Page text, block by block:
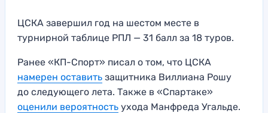
ЦСКА завершил год на шестом месте в
турнирной таблице РПЛ — 31 балл за 18 туров.
Ранее «КП-Спорт» писал о том, что ЦСКА
намерен оставить защитника Виллиана Рошу
до следующего лета. Также в «Спартаке»
оценили вероятность ухода Манфреда Угальде.